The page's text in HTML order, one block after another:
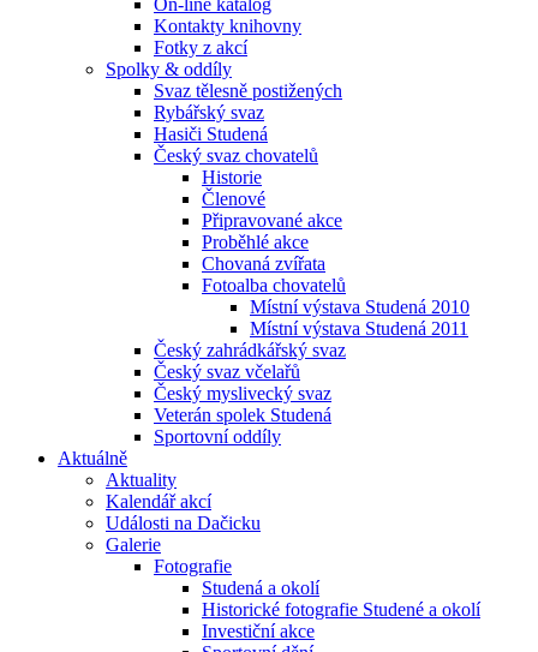
On-line katalog
Kontakty knihovny
Fotky z akcí
Spolky & oddíly
Svaz tělesně postižených
Rybářský svaz
Hasiči Studená
Český svaz chovatelů
Historie
Členové
Připravované akce
Proběhlé akce
Chovaná zvířata
Fotoalba chovatelů
Místní výstava Studená 2010
Místní výstava Studená 2011
Český zahrádkářský svaz
Český svaz včelařů
Český myslivecký svaz
Veterán spolek Studená
Sportovní oddíly
Aktuálně
Aktuality
Kalendář akcí
Události na Dačicku
Galerie
Fotografie
Studená a okolí
Historické fotografie Studené a okolí
Investiční akce